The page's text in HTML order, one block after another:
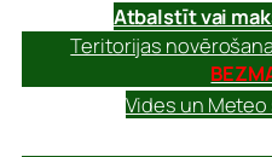
Atbalstīt vai
Teritorijas
Vides un Meteo